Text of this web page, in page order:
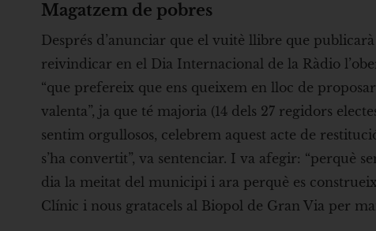
Magatzem de pobres
Després d’anunciar que el vuitè llibre que
reivindicar en el Dia Internacional de la Ràdio
“que prefereix que ens queixem en lloc de
valenta”, ja que té majoria (14 dels 27 regidors
sentim orgullosos, celebrem aquest acte de
s’ha convertit”, va sentenciar. I va afegir: “perquè
dia la meitat del municipi i ara perquè es
Clínic i nous gratacels al Biopol de Gran Via per